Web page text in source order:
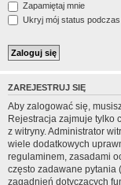
Zapamiętaj mnie
Ukryj mój status
ZAREJESTRUJ SIĘ
Aby zalogować się,
Rejestracja zajmuje tylko
z witryny. Administrator
wiele dodatkowych
regulaminem, zasadami
często zadawane pytania
zagadnień dotyczących